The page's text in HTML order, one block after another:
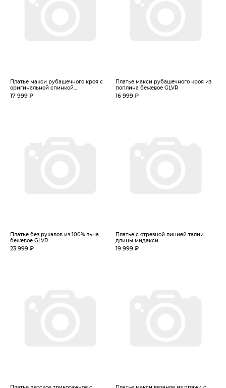
Платье макси рубашечного кроя с
оригинальной спинкой...
17 999 ₽
Платье макси рубашечного кроя из
поплина бежевое GLVR
16 999 ₽
Платье без рукавов из 100% льна
бежевое GLVR
23 999 ₽
Платье с отрезной линией талии
длины мидакси...
19 999 ₽